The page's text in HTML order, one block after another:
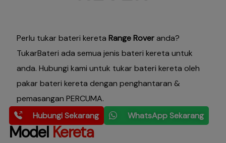
Perlu tukar bateri kereta Range Roveranda?
TukarBateri ada semua jenis bateri kereta untuk
anda. Hubungi kami untuk tukar bateri kereta oleh
pakar bateri kereta dengan penghantaran &
pemasangan PERCUMA.
Hubungi Sekarang
WhatsApp Sekarang
Model Kereta